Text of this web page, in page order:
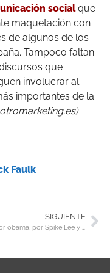
socialque
maquetación con
de algunos de los
Tampoco faltan
que
involucrar al
importantes de la
Faulk
SIGUIENTE